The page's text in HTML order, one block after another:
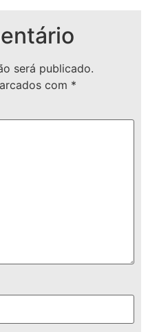
será publicado.
com *